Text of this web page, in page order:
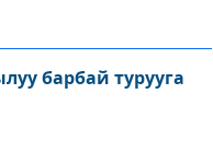
барбай турууга